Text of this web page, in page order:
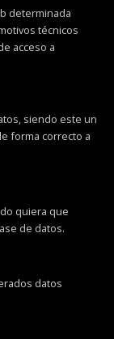
determinada
técnicos
acceso a
siendo este un
forma correcto a
quiera que
de datos.
datos